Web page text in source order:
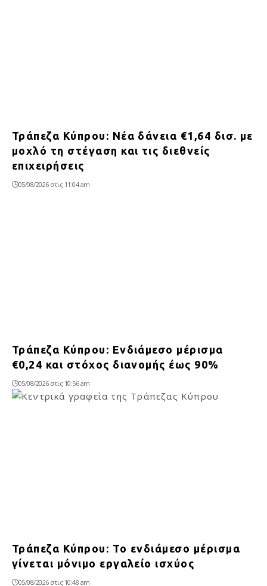
Τράπεζα Κύπρου: Νέα δάνεια €1,64 δισ. με
μοχλό τη στέγαση και τις διεθνείς
επιχειρήσεις
05/08/2026 στις 11:04 am
Τράπεζα Κύπρου: Ενδιάμεσο μέρισμα
€0,24 και στόχος διανομής έως 90%
05/08/2026 στις 10:56 am
Τράπεζα Κύπρου: Το ενδιάμεσο μέρισμα
γίνεται μόνιμο εργαλείο ισχύος
05/08/2026 στις 10:48 am